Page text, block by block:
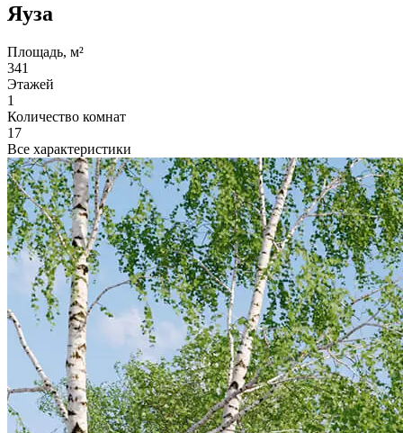
Яуза
Площадь, м²
341
Этажей
1
Количество комнат
17
Все характеристики